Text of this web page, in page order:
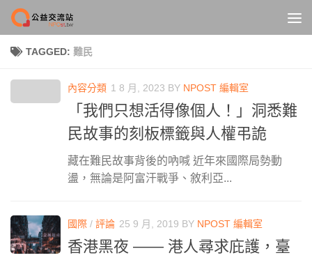
Skip to content
TAGGED: 難民
內容分類 1 8 月, 2023 BY NPOST 編輯室
「我們只想活得像個人！」洞悉難
民故事的刻板標籤與人權弔詭
藏在難民故事背後的吶喊 近年來國際局勢動
盪，無論是阿富汗戰爭、敘利亞...
國際 / 評論 25 9 月, 2019 BY NPOST 編輯室
香港黑夜 —— 港人尋求庇護，臺